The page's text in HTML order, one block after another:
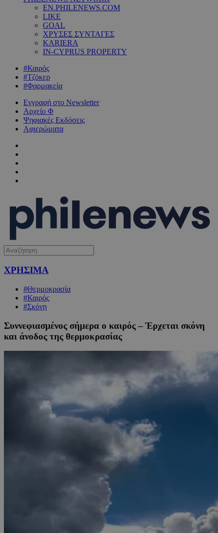
EN.PHILENEWS.COM
LIKE
GOAL
ΧΡΥΣΕΣ ΣΥΝΤΑΓΕΣ
KARIERA
IN-CYPRUS PROPERTY
#Καιρός
#Τζόκερ
#Φαρμακεία
Εγγραφή στο Newsletter
Αρχείο Φ
Ψηφιακές Εκδόσεις
Αφιερώματα
ΧΡΗΣΙΜΑ
#Θερμοκρασία
#Καιρός
#Σκόνη
Συννεφιασμένος σήμερα ο καιρός – Έρχεται σκόνη
και άνοδος της θερμοκρασίας